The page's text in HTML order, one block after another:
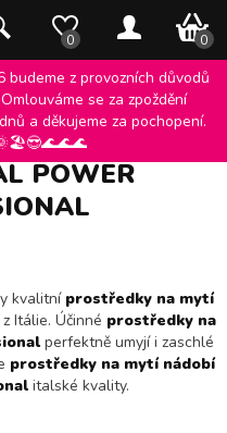
0 0
0
z provozních důvodů
se za zpoždění
a děkujeme za pochopení.
NA MYTÍ
POWER
kvalitní prostředky na mytí
Itálie. Účinné prostředky na
perfektně umyjí i zaschlé
prostředky na mytí nádobí
italské kvality.